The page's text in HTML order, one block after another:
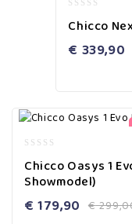
out
5
Chicco
€ 339,90
out
of
Chicco Oasys 1
Showmodel)
€
€ 179,90